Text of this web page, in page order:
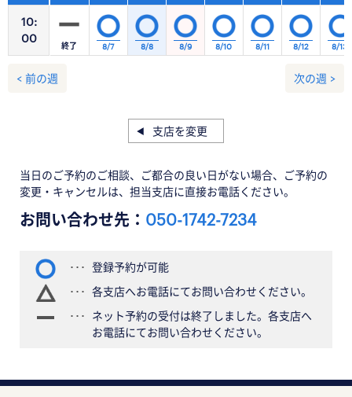
10:
00
終了 8/7 8/8 8/9 8/10 8/11 8/12 8/13
< 前の週 次の週 >
支店を変更
当日のご予約のご相談、ご都合の良い日がない場合、ご予約の
変更・キャンセルは、担当支店に直接お電話ください。
お問い合わせ先： 050-1742-7234
登録予約が可能
各支店へお電話にてお問い合わせください。
ネット予約の受付は終了しました。各支店へ
お電話にてお問い合わせください。